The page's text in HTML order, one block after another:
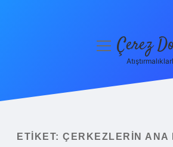
Yasal Uyarı
menüyüÇerez
ETIKET: ÇERKEZLERIN ANA